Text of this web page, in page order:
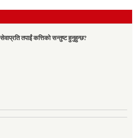
तपाईं कत्तिको सन्तुष्ट हुनुहुन्छ?